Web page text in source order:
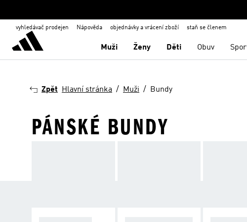
vyhledávač prodejen Nápověda objednávky a vrácení zboží staň se členem
Muži Ženy Děti Obuv
Zpět Hlavní stránka Muži Bundy
PÁNSKÉ BUNDY